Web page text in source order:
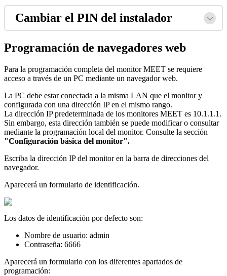
Cambiar el PIN del instalador
Programación de navegadores web
Para la programación completa del monitor MEET se requiere
acceso a través de un PC mediante un navegador web.
La PC debe estar conectada a la misma LAN que el monitor y
configurada con una dirección IP en el mismo rango.
La dirección IP predeterminada de los monitores MEET es 10.1 .1 .1 .
Sin embargo, esta dirección también se puede modificar o consultar
mediante la programación local del monitor. Consulte la sección
"Configuración básica del monitor".
Escriba la dirección IP del monitor en la barra de direcciones del
navegador.
Aparecerá un formulario de identificación.
Los datos de identificación por defecto son:
Nombre de usuario: admin
Contraseña: 6666
Aparecerá un formulario con los diferentes apartados de
programación: